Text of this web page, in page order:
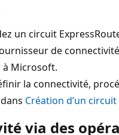
un circuit
de
Microsoft.
la connectivité,
Création d’un
via des